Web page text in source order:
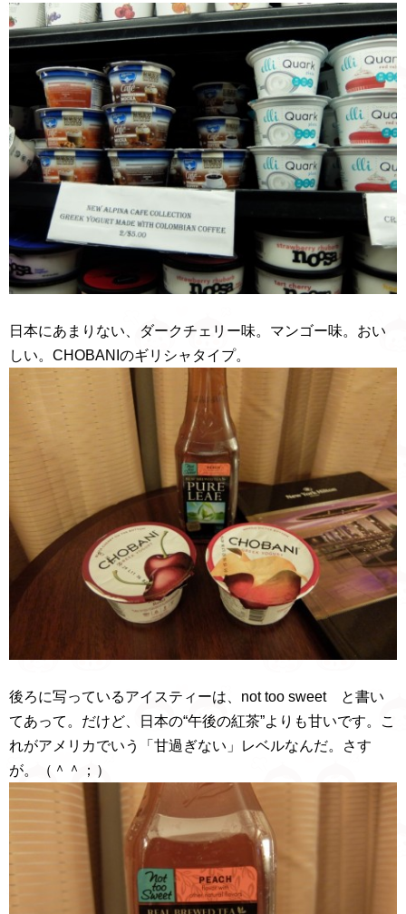
日本にあまりない、ダークチェリー味。マンゴー味。おい
しい。CHOBANIのギリシャタイプ。
後ろに写っているアイスティーは、not too sweet と書い
てあって。だけど、日本の“午後の紅茶”よりも甘いです。こ
れがアメリカでいう「甘過ぎない」レベルなんだ。さす
が。（＾＾；）